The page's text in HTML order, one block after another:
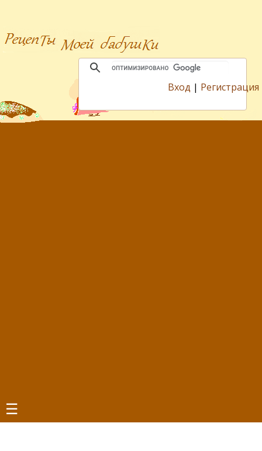
Вход | Регистрация
☰